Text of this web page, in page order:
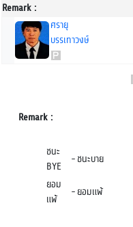
Remark :
ศรายุ
บรรเทาวงษ์
Remark :
ชนะ
BYE
-ชนะบาย
ยอม
แพ้
-ยอมแพ้